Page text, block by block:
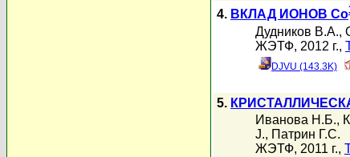
4. ВКЛАД ИОНОВ Co
Дудников В.А.,
ЖЭТФ, 2012 г.,
DJVU (143.3K)
5.
Иванова Н.Б.,
J., Патрин Г.С.
ЖЭТФ, 2011 г.,